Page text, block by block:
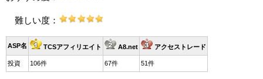
難しい度：
ASP名 TCSアフィリエイト A8.net アクセストレード
投資 106件 67件 51件